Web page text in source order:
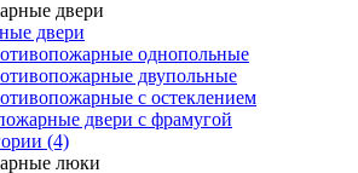
двери
однопольные
двупольные
с остеклением
двери с фрамугой
(4)